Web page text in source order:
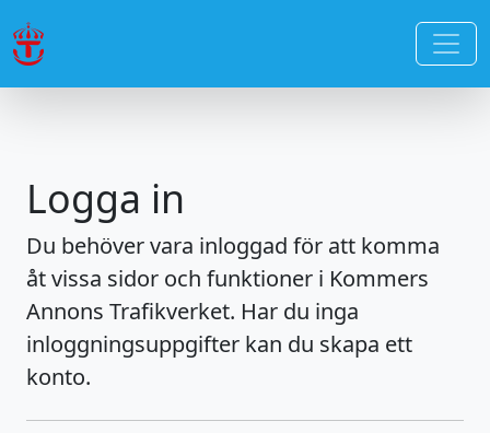
Logga in
Du behöver vara inloggad för att komma
åt vissa sidor och funktioner i Kommers
Annons Trafikverket. Har du inga
inloggningsuppgifter kan du skapa ett
konto.